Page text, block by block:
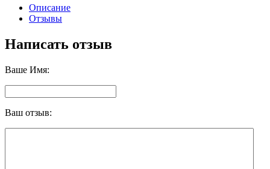
Описание
Отзывы
Написать отзыв
Ваше Имя:
Ваш отзыв: